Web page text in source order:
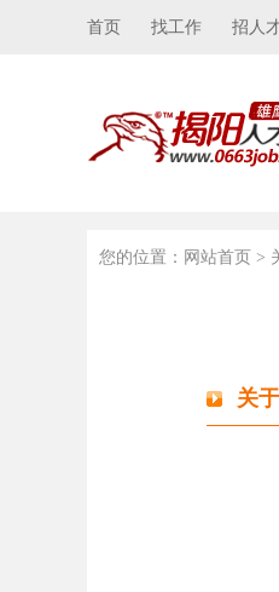
首页 找工作 招人
您的位置： 网站首页 >
关